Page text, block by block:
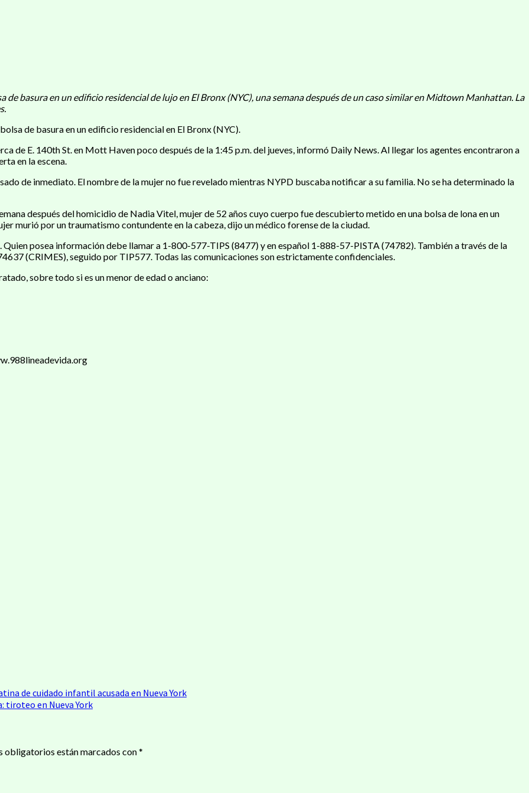
basura en un edificio residencial de lujo en El Bronx (NYC), una semana después de un caso similar en Midtown Manhattan. La
de basura en un edificio residencial en El Bronx (NYC).
de E. 140th St. en Mott Haven poco después de la 1:45 p.m. del jueves, informó Daily News. Al llegar los agentes encontraron a
en la escena.
de inmediato. El nombre de la mujer no fue revelado mientras NYPD buscaba notificar a su familia. No se ha determinado la
después del homicidio de Nadia Vitel, mujer de 52 años cuyo cuerpo fue descubierto metido en una bolsa de lona en un
murió por un traumatismo contundente en la cabeza, dijo un médico forense de la ciudad.
posea información debe llamar a 1-800-577-TIPS (8477) y en español 1-888-57-PISTA (74782). También a través de la
(CRIMES), seguido por TIP577. Todas las comunicaciones son estrictamente confidenciales.
sobre todo si es un menor de edad o anciano:
de cuidado infantil acusada en Nueva York
tiroteo en Nueva York
obligatorios están marcados con*